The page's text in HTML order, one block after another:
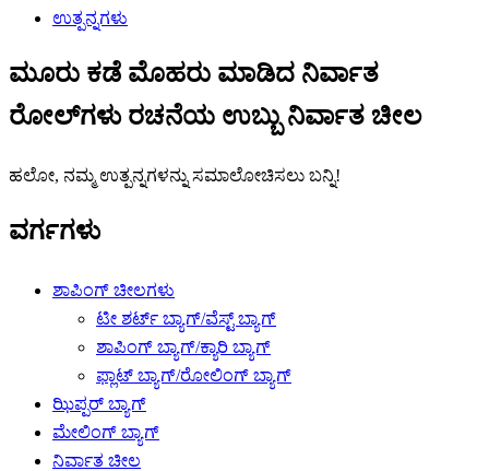
ಉತ್ಪನ್ನಗಳು
ಮೂರು ಕಡೆ ಮೊಹರು ಮಾಡಿದ ನಿರ್ವಾತ
ರೋಲ್‌ಗಳು ರಚನೆಯ ಉಬ್ಬು ನಿರ್ವಾತ ಚೀಲ
ಹಲೋ, ನಮ್ಮ ಉತ್ಪನ್ನಗಳನ್ನು ಸಮಾಲೋಚಿಸಲು ಬನ್ನಿ!
ವರ್ಗಗಳು
ಶಾಪಿಂಗ್ ಚೀಲಗಳು
ಟೀ ಶರ್ಟ್ ಬ್ಯಾಗ್/ವೆಸ್ಟ್ ಬ್ಯಾಗ್
ಶಾಪಿಂಗ್ ಬ್ಯಾಗ್/ಕ್ಯಾರಿ ಬ್ಯಾಗ್
ಫ್ಲಾಟ್ ಬ್ಯಾಗ್/ರೋಲಿಂಗ್ ಬ್ಯಾಗ್
ಝಿಪ್ಪರ್ ಬ್ಯಾಗ್
ಮೇಲಿಂಗ್ ಬ್ಯಾಗ್
ನಿರ್ವಾತ ಚೀಲ